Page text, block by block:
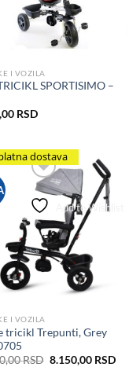
I VOZILA
SPORTISIMO –
RSD
dostava
Add to Wishlist
I VOZILA
tricikl Trepunti, Grey
RSD Originalna
8.150,00 RSD